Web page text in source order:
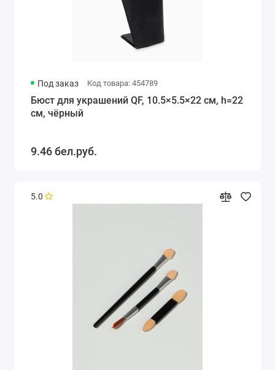
Под заказ Код товара: 454789
Бюст для украшений QF, 10.5×5.5×22 см, h=22
см, чёрный
9.46 бел.руб.
5.0